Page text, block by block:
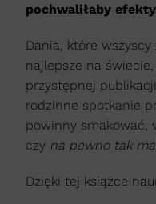
pochwaliłaby
Dania, które
najlepsze na
przystępnej
rodzinne spotkanie
powinny smakować,
czy na pewno tak ma
Dzięki tej książce